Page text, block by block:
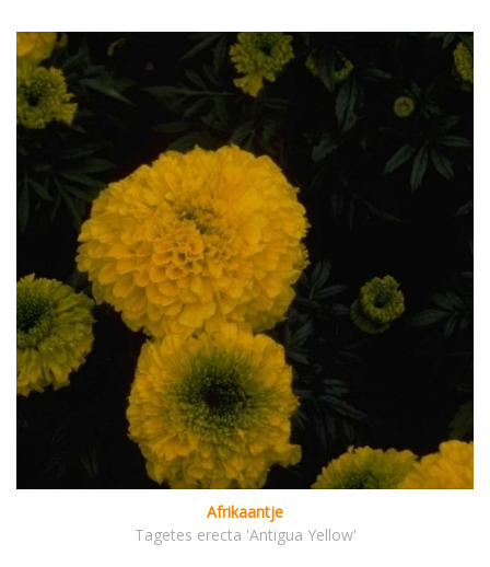
Afrikaantje
Tagetes erecta 'Antigua Yellow'